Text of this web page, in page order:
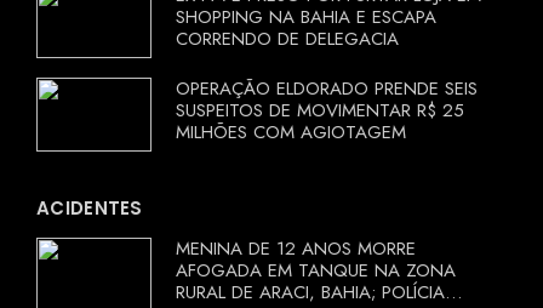
SHOPPING NA BAHIA E ESCAPA
CORRENDO DE DELEGACIA
OPERAÇÃO ELDORADO PRENDE SEIS
SUSPEITOS DE MOVIMENTAR R$ 25
MILHÕES COM AGIOTAGEM
ACIDENTES
MENINA DE 12 ANOS MORRE
AFOGADA EM TANQUE NA ZONA
RURAL DE ARACI, BAHIA; POLÍCIA